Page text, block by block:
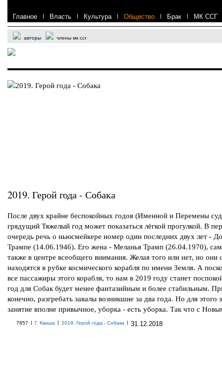
Главное | Власть | Культура | Общество | Брак | МК ССГ
авторы члены мк ссг
2019. Герой года - Собака
После двух крайне беспокойных годов (Именной и Перемены
грядущий Тяжелый год может показаться лёгкой прогулкой. В
очередь речь о ньюсмейкере номер один последних двух лет -
Трампе (14.06.1946). Его жена - Меланья Трамп (26.04.1970),
также в центре всеобщего внимания. Желая того или нет, но они
находятся в рубке космического корабля по имени Земля. А
все пассажиры этого корабля, то нам в 2019 году станет
год для Собак будет менее фантазийным и более стабильным.
конечно, разгребать завалы возникшие за два года. Но для этого
занятие вполне привычное, уборка - есть уборка. Так что с
7857 | Г. Кваша | 2019. Герой года - Собака | 31.12.2018